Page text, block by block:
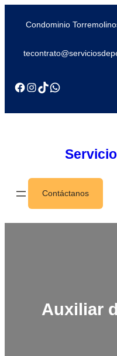
Condominio
Contáctanos
Auxiliar